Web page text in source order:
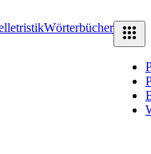
Wörterbücher